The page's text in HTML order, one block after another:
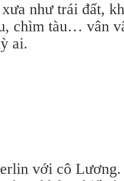
như trái đất,
chìm tàu… vân
ai.
với cô